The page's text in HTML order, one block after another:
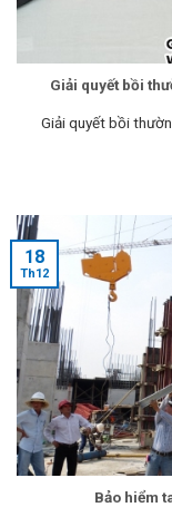
Giải quyết bồi
Giải quyết bồi
Bảo hiểm
18
Th12